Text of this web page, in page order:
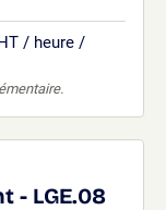
/ heure /
- LGE.08